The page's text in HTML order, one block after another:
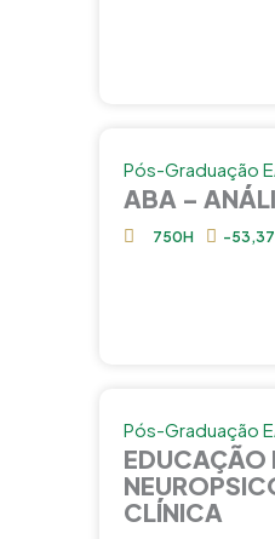
Pós-Graduação
ABA –
750H -
Pós-Graduação
EDUCAÇÃO
CLÍNICA